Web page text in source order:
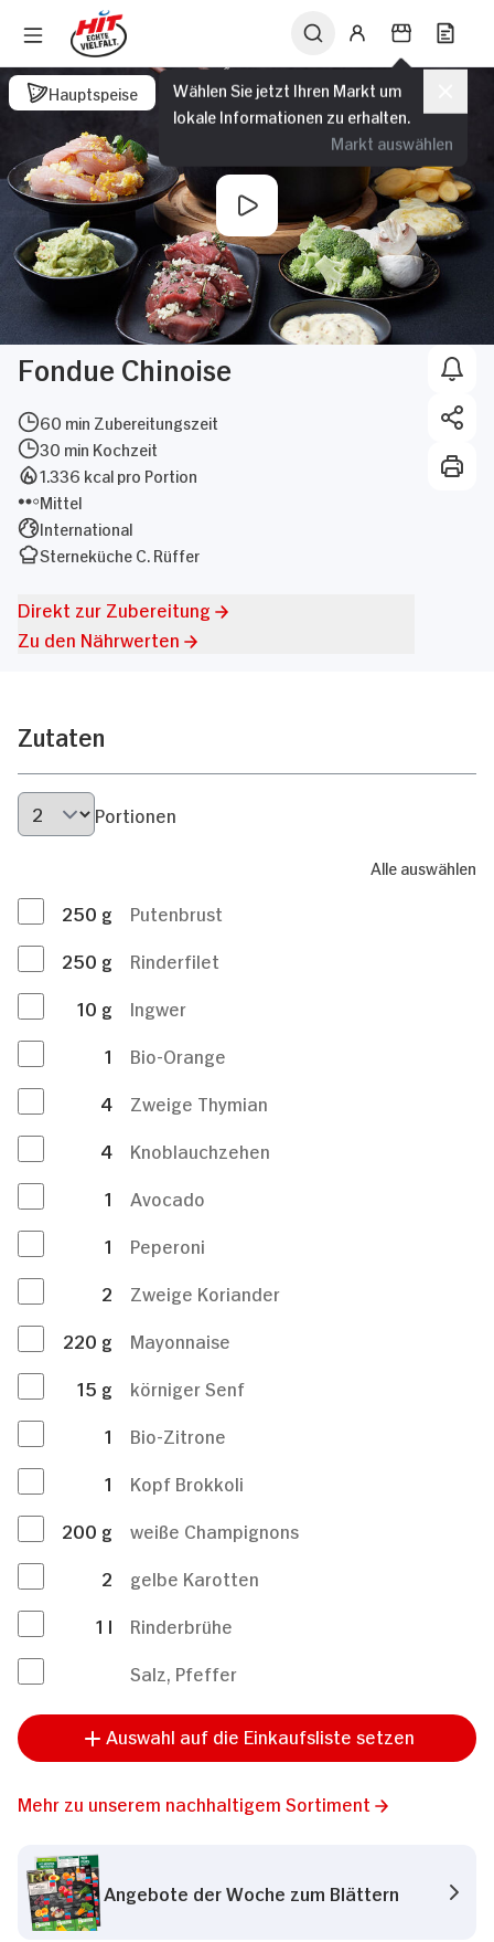
Wählen Sie jetzt Ihren Markt um
lokale Informationen zu erhalten.
Markt auswählen
Hauptspeise
Fondue Chinoise
60 min Zubereitungszeit
30 min Kochzeit
1.336 kcal pro Portion
Mittel
International
Sterneküche C. Rüffer
Direkt zur Zubereitung
Zu den Nährwerten
Zutaten
Portionen
Alle auswählen
250 g
Putenbrust
250 g
Rinderfilet
10 g
Ingwer
1
Bio-Orange
4
Zweige Thymian
4
Knoblauchzehen
1
Avocado
1
Peperoni
2
Zweige Koriander
220 g
Mayonnaise
15 g
körniger Senf
1
Bio-Zitrone
1
Kopf Brokkoli
200 g
weiße Champignons
2
gelbe Karotten
1 l
Rinderbrühe
Salz, Pfeffer
Auswahl auf die Einkaufsliste setzen
Mehr zu unserem nachhaltigem Sortiment
Angebote der Woche zum Blättern